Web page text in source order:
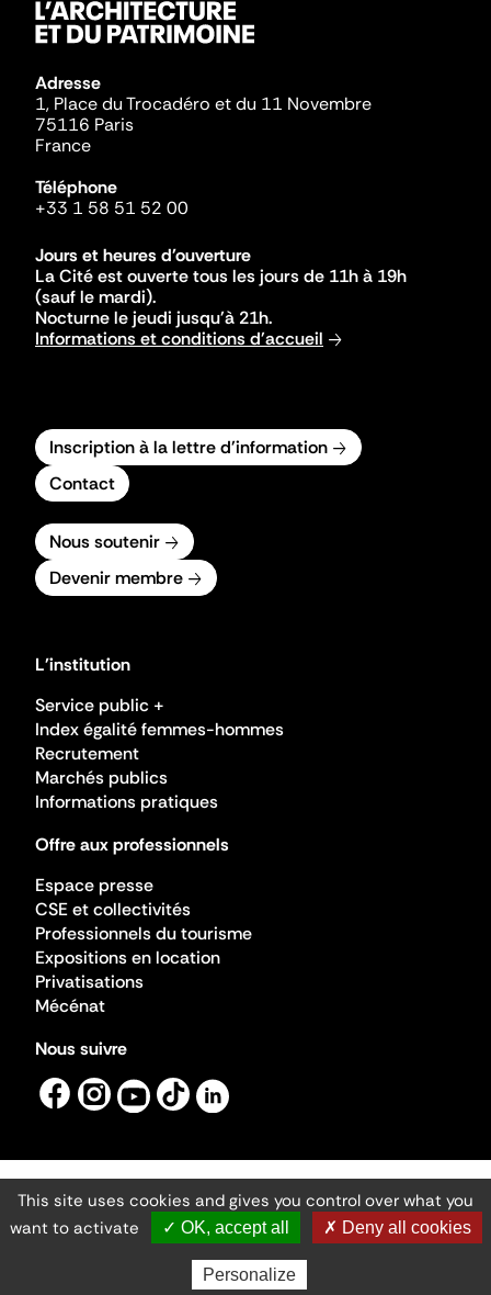
Adresse
1, Place du Trocadéro et du 11 Novembre
75116 Paris
France
Téléphone
+33 1 58 51 52 00
Jours et heures d'ouverture
La Cité est ouverte tous les jours de 11h à 19h
(sauf le mardi).
Nocturne le jeudi jusqu'à 21h.
Informations et conditions d'accueil
Inscription à la lettre d'information
Contact
Nous soutenir
Devenir membre
L'institution
Service public +
Index égalité femmes-hommes
Recrutement
Marchés publics
Informations pratiques
Offre aux professionnels
Espace presse
CSE et collectivités
Professionnels du tourisme
Expositions en location
Privatisations
Mécénat
Nous suivre
Mentions légales
Gestion des cookies
Accessibilité numérique
Ministère de la Culture ©2026
- Cité de l'architecture et du patrimoine
This site uses cookies and gives you control over what you
want to activate
✓ OK, accept all ✗ Deny all cookies
Personalize